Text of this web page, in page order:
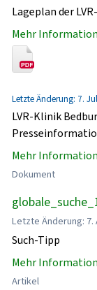
Lageplan der
Mehr
Letzte Änderung: 7.
LVR-Klinik
Mehr
Dokument
Letzte Änderung: 7.
Such-Tipp
Mehr
Artikel